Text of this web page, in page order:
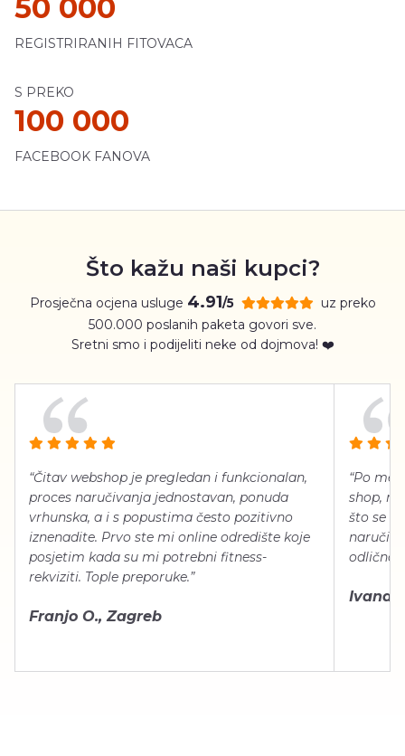
50 000
REGISTRIRANIH FITOVACA
S PREKO
100 000
FACEBOOK FANOVA
Što kažu naši kupci?
Prosječna ocjena usluge 4.91/5
uz preko
500.000 poslanih paketa govori sve.
Sretni smo i podijeliti neke od dojmova! ❤️
“Čitav webshop je pregledan i funkcionalan,
proces naručivanja jednostavan, ponuda
vrhunska, a i s popustima često pozitivno
iznenadite. Prvo ste mi online odredište koje
posjetim kada su mi potrebni fitness-
rekviziti. Tople preporuke.”
Franjo O., Zagreb
“Po
shop,
što se
naručiti,
odlično
Ivana